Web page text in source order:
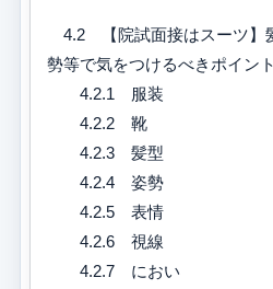
4.2 【院試面接はスーツ】
勢等で気をつけるべきポイント
4.2.1 服装
4.2.2 靴
4.2.3 髪型
4.2.4 姿勢
4.2.5 表情
4.2.6 視線
4.2.7 におい